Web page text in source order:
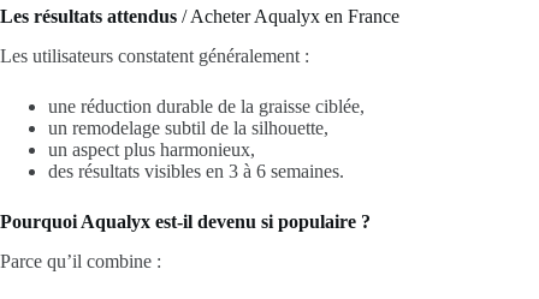
Les résultats attendus / Acheter Aqualyx en France
Les utilisateurs constatent généralement :
une réduction durable de la graisse ciblée,
un remodelage subtil de la silhouette,
un aspect plus harmonieux,
des résultats visibles en 3 à 6 semaines.
Pourquoi Aqualyx est-il devenu si populaire ?
Parce qu’il combine :